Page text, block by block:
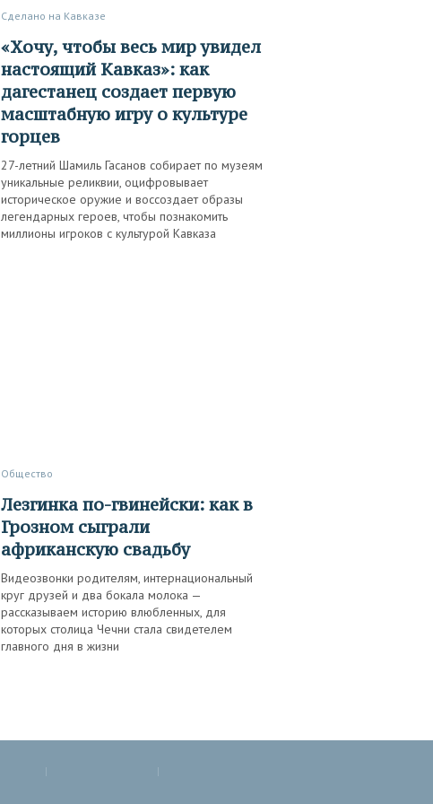
Сделано на Кавказе
«Хочу, чтобы весь мир увидел
настоящий Кавказ»: как
дагестанец создает первую
масштабную игру о культуре
горцев
27-летний Шамиль Гасанов собирает по музеям
уникальные реликвии, оцифровывает
историческое оружие и воссоздает образы
легендарных героев, чтобы познакомить
миллионы игроков с культурой Кавказа
Общество
Лезгинка по-гвинейски: как в
Грозном сыграли
африканскую свадьбу
Видеозвонки родителям, интернациональный
круг друзей и два бокала молока —
рассказываем историю влюбленных, для
которых столица Чечни стала свидетелем
главного дня в жизни